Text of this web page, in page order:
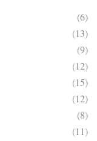
(6)
(13)
(9)
(12)
(15)
(12)
(8)
(11)